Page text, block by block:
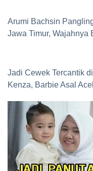
Arumi Bachsin
Jawa Timur, Wajahnya
Jadi Cewek Tercantik
Kenza, Barbie Asal